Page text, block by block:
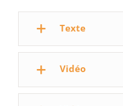
Texte
Vidéo